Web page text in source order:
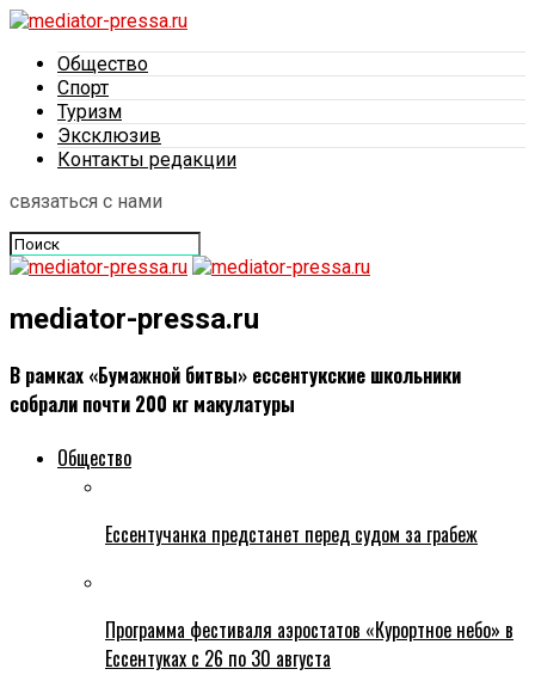
Общество
Спорт
Туризм
Эксклюзив
Контакты редакции
связаться с нами
mediator-pressa.ru
В рамках «Бумажной битвы» ессентукские школьники
собрали почти 200 кг макулатуры
Общество
Ессентучанка предстанет перед судом за грабеж
Программа фестиваля аэростатов «Курортное небо» в
Ессентуках с 26 по 30 августа